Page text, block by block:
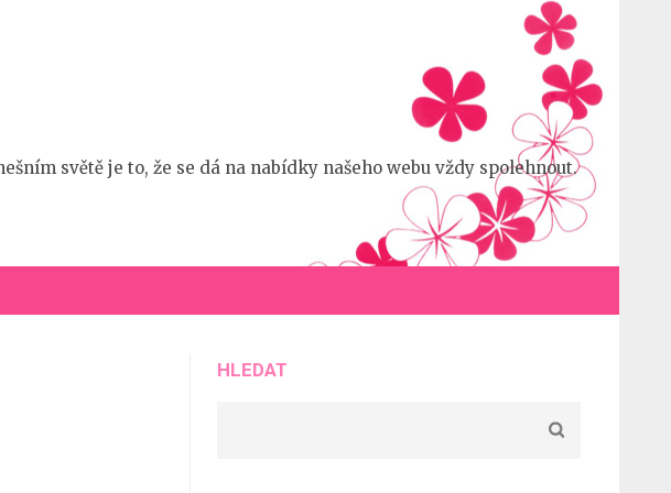
světě je to, že se dá na nabídky našeho webu vždy spolehnout.
HLEDAT